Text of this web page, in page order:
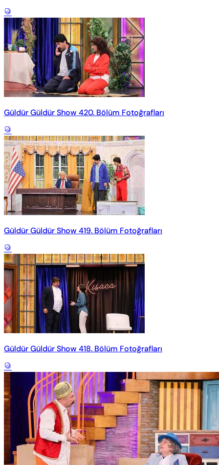
Güldür Güldür Show 420. Bölüm Fotoğrafları
Güldür Güldür Show 419. Bölüm Fotoğrafları
Güldür Güldür Show 418. Bölüm Fotoğrafları